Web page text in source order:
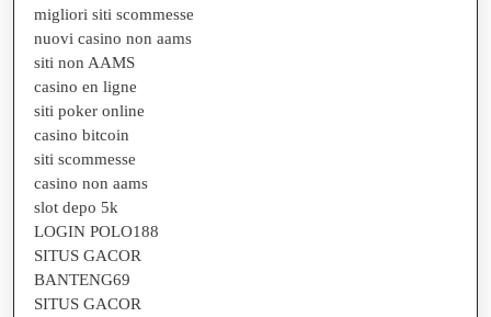
migliori siti scommesse
nuovi casino non aams
siti non AAMS
casino en ligne
siti poker online
casino bitcoin
siti scommesse
casino non aams
slot depo 5k
LOGIN POLO188
SITUS GACOR
BANTENG69
SITUS GACOR